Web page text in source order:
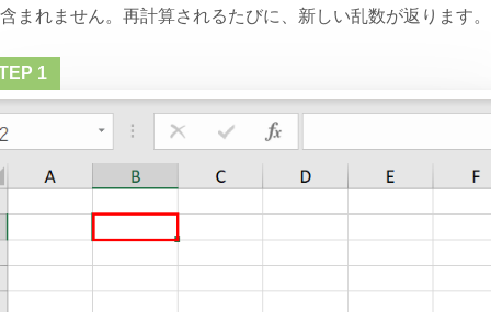
まれません。再計算されるたびに、新しい乱数が返ります。